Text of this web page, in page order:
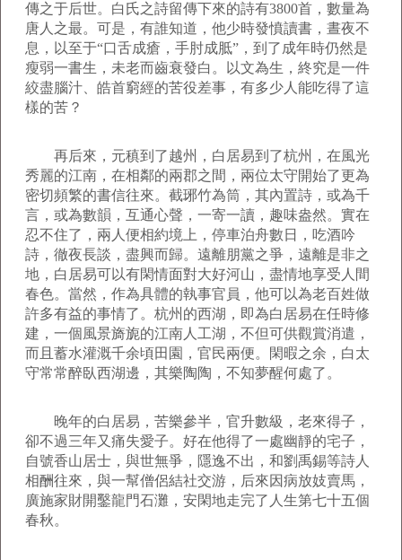
傳之于后世。白氏之詩留傳下來的詩有3800首，數量為
唐人之最。可是，有誰知道，他少時發憤讀書，晝夜不
息，以至于“口舌成瘡，手肘成胝”，到了成年時仍然是
瘦弱一書生，未老而齒衰發白。以文為生，終究是一件
絞盡腦汁、皓首窮經的苦役差事，有多少人能吃得了這
樣的苦？
再后來，元稹到了越州，白居易到了杭州，在風光
秀麗的江南，在相鄰的兩郡之間，兩位太守開始了更為
密切頻繁的書信往來。截琊竹為筒，其內置詩，或為千
言，或為數韻，互通心聲，一寄一讀，趣味盎然。實在
忍不住了，兩人便相約境上，停車泊舟數日，吃酒吟
詩，徹夜長談，盡興而歸。遠離朋黨之爭，遠離是非之
地，白居易可以有閑情面對大好河山，盡情地享受人間
春色。當然，作為具體的執事官員，他可以為老百姓做
許多有益的事情了。杭州的西湖，即為白居易在任時修
建，一個風景旖旎的江南人工湖，不但可供觀賞消遣，
而且蓄水灌溉千余頃田園，官民兩便。閑暇之余，白太
守常常醉臥西湖邊，其樂陶陶，不知夢醒何處了。
晚年的白居易，苦樂參半，官升數級，老來得子，
卻不過三年又痛失愛子。好在他得了一處幽靜的宅子，
自號香山居士，與世無爭，隱逸不出，和劉禹錫等詩人
相酬往來，與一幫僧侶結社交游，后來因病放妓賣馬，
廣施家財開鑿龍門石灘，安閑地走完了人生第七十五個
春秋。